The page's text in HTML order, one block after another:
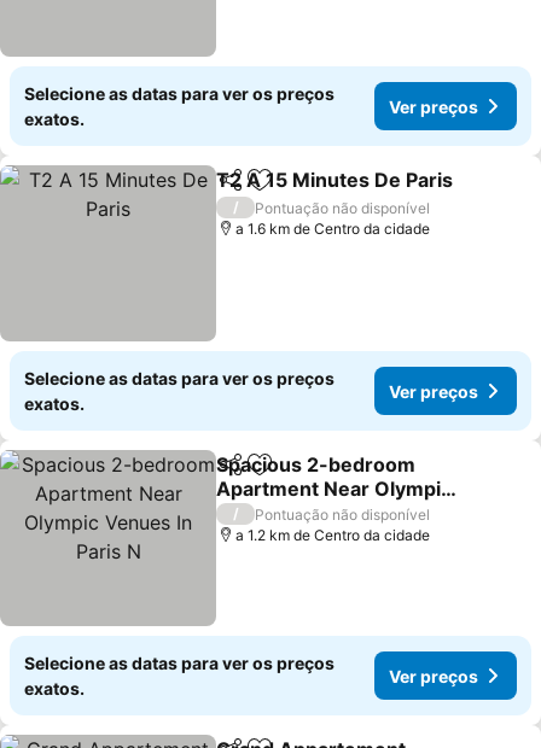
Selecione as datas para ver os preços
exatos.
Ver preços
PartilharAdicionar aos favoritos
T2 A 15 Minutes De Paris
/
Pontuação não disponível
a 1.6 km de Centro da cidade
Selecione as datas para ver os preços
exatos.
Ver preços
PartilharAdicionar aos favoritos
Spacious 2-bedroom
Apartment Near Olympic
Venues In Paris N
Ver preços
/
Pontuação não disponível
a 1.2 km de Centro da cidade
Selecione as datas para ver os preços
exatos.
Ver preços